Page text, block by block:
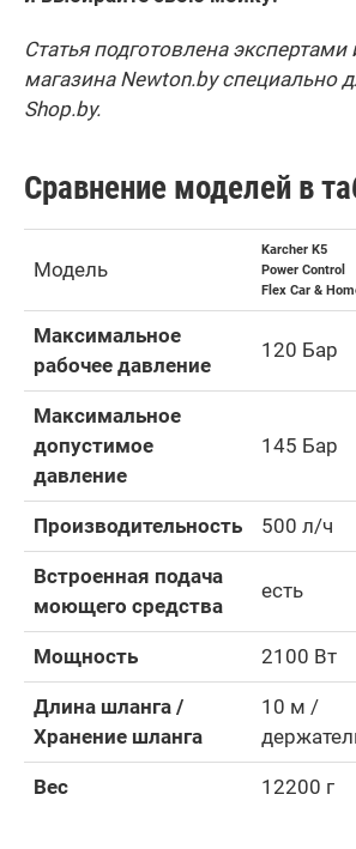
Статья подготовлена экспертами
магазина Newton.byспециально
Shop.by.
Сравнение моделей в
Модель
Karcher K5
Power Control
Flex Car &
Максимальное
рабочее давление
120 Бар
Максимальное
допустимое
давление
145 Бар
Производительность 500 л/ч
Встроенная подача
моющего средства
есть
Мощность 2100 Вт
Длина шланга /
Хранение шланга
10 м /
Вес 12200 г